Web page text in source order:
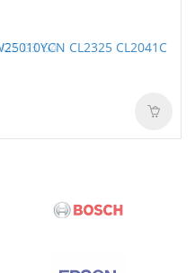
CL2325 CL2041C